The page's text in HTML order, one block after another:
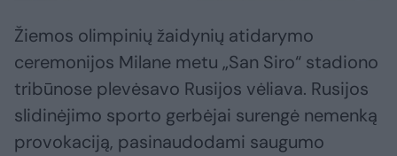
Žiemos olimpinių žaidynių atidarymo
ceremonijos Milane metu „San Siro“ stadiono
tribūnose plevėsavo Rusijos vėliava. Rusijos
slidinėjimo sporto gerbėjai surengė nemenką
provokaciją, pasinaudodami saugumo